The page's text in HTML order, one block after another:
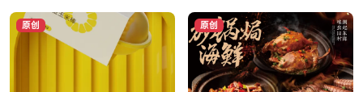
原创 原创